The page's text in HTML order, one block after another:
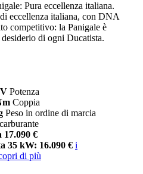
Pura eccellenza italiana.
eccellenza italiana, con DNA
competitivo: la Panigale è
desiderio di ogni Ducatista.
Potenza
Coppia
Peso in ordine di marcia
€
35 kW: 16.090 € i
di più